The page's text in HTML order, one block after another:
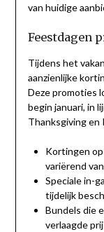
van huidige
Feestdagen
Tijdens het
aanzienlijke
Deze promoties
begin januari, in
Thanksgiving en
Kortingen op
variërend
Speciale in-
tijdelijk
Bundels die
verlaagde